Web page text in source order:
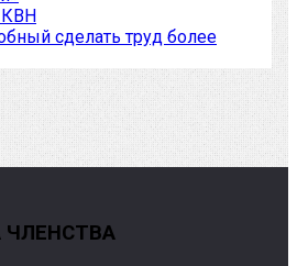
сделать труд более